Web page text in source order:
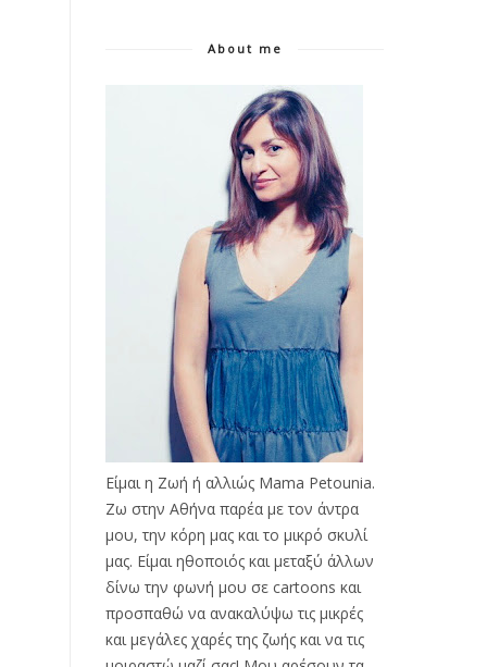
About me
Είμαι η Ζωή ή αλλιώς Mama Petounia.
Ζω στην Αθήνα παρέα με τον άντρα
μου, την κόρη μας και το μικρό σκυλί
μας. Είμαι ηθοποιός και μεταξύ άλλων
δίνω την φωνή μου σε cartoons και
προσπαθώ να ανακαλύψω τις μικρές
και μεγάλες χαρές της ζωής και να τις